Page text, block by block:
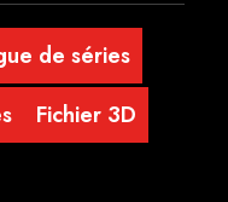
de séries
Fichier 3D